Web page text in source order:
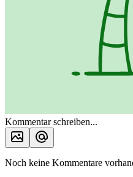
Kommentar schreiben...
Noch keine Kommentare